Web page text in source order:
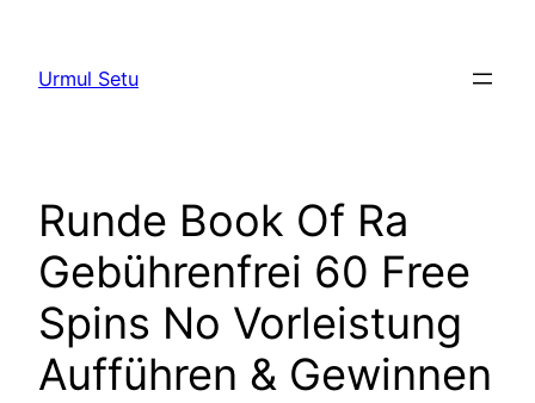
content
Urmul Setu
Runde Book Of Ra
Gebührenfrei 60 Free
Spins No Vorleistung
Aufführen & Gewinnen